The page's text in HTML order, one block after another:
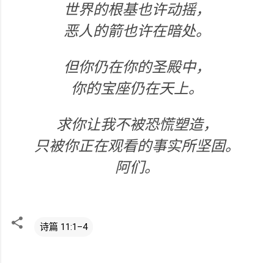
世界的根基也许动摇，
恶人的箭也许在暗处。
但你仍在你的圣殿中，
你的宝座仍在天上。
求你让我不被恐慌塑造，
只被你正在观看的事实所坚固。
阿们。
诗篇 11:1–4